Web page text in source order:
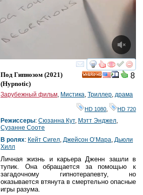
смотреть
8
Под Гипнозом (2021)
(Hypnotic)
Зарубежный фильм, Мистика, Триллер, драма
HD 1080, HD 720
Режиссеры: Сюзанна Кут, Мэтт Энджел,
Сузанне Cооте
В ролях: Кейт Сигел, Джейсон О’Мара, Дьюли
Хилл
Личная жизнь и карьера Дженн зашли в
тупик. Она обращается за помощью к
загадочному гипнотерапевту, но
оказывается втянута в смертельно опасные
игры разума.